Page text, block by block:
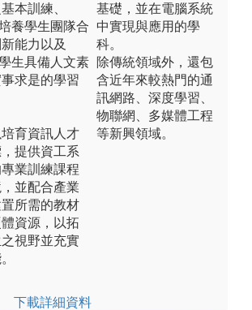
本訓練、
養學生團隊合
能力以及
生具備人文素
求是的學習
育資訊人才
提供資工系
業訓練課程
並配合產業
所需的教材
資源，以拓
視野並充實
下載詳細資料
基礎，並在電腦系統
中實現與應用的學
科。
除傳統領域外，還包
含近年來較熱門的通
訊網路、深度學習、
物聯網、多媒體工程
等新興領域。